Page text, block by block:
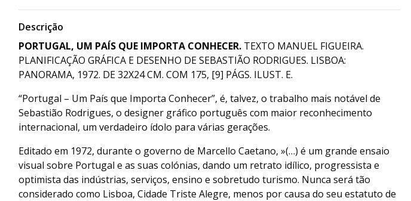
Descrição
PORTUGAL, UM PAÍS QUE IMPORTA CONHECER. TEXTO MANUEL FIGUEIRA.
PLANIFICAÇÃO GRÁFICA E DESENHO DE SEBASTIÃO RODRIGUES. LISBOA:
PANORAMA, 1972. DE 32X24 CM. COM 175, [9] PÁGS. ILUST. E.
“Portugal – Um País que Importa Conhecer”, é, talvez, o trabalho mais notável de
Sebastião Rodrigues, o designer gráfico português com maior reconhecimento
internacional, um verdadeiro ídolo para várias gerações.
Editado em 1972, durante o governo de Marcello Caetano, »(…) é um grande ensaio
visual sobre Portugal e as suas colónias, dando um retrato idílico, progressista e
optimista das indústrias, serviços, ensino e sobretudo turismo. Nunca será tão
considerado como Lisboa, Cidade Triste Alegre, menos por causa do seu estatuto de